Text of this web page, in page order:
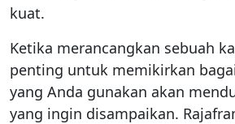
kuat.
Ketika merancangkan sebuah
penting untuk memikirkan
yang Anda gunakan akan
yang ingin disampaikan.